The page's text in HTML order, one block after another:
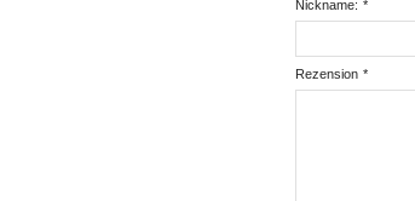
*
Nickname:
*
Rezension